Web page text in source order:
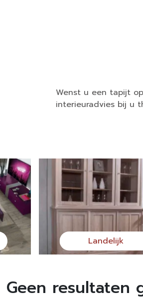
Wenst u een tapijt
interieuradvies bij u
Landelijk
Geen resultaten